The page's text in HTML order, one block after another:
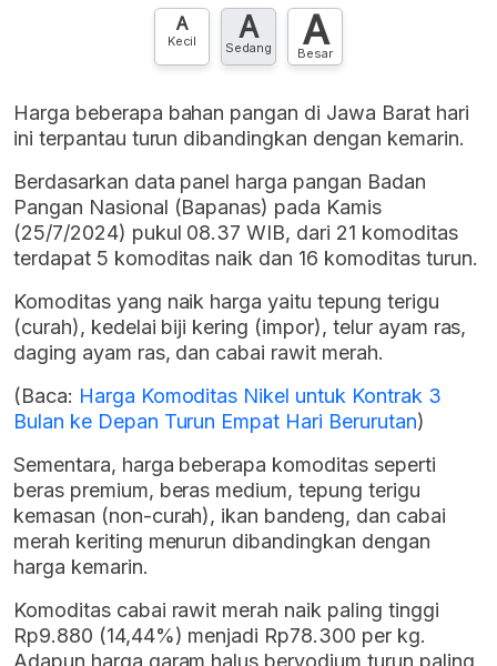
A
Kecil A
Sedang A
Besar
Harga beberapa bahan pangan di Jawa Barat hari
ini terpantau turun dibandingkan dengan kemarin.
Berdasarkan data panel harga pangan Badan
Pangan Nasional (Bapanas) pada Kamis
(25/7/2024) pukul 08.37 WIB, dari 21 komoditas
terdapat 5 komoditas naik dan 16 komoditas turun.
Komoditas yang naik harga yaitu tepung terigu
(curah), kedelai biji kering (impor), telur ayam ras,
daging ayam ras, dan cabai rawit merah.
(Baca: Harga Komoditas Nikel untuk Kontrak 3
Bulan ke Depan Turun Empat Hari Berurutan)
Sementara, harga beberapa komoditas seperti
beras premium, beras medium, tepung terigu
kemasan (non-curah), ikan bandeng, dan cabai
merah keriting menurun dibandingkan dengan
harga kemarin.
Komoditas cabai rawit merah naik paling tinggi
Rp9.880 (14,44%) menjadi Rp78.300 per kg.
Adapun harga garam halus beryodium turun paling